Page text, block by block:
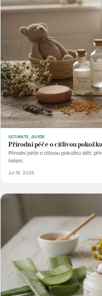
ULTIMATE_GUIDE
Přírodní péče o citlivou
Přírodní péče o citlivou pokožku dětí:
řešení.
Jul 18, 2026